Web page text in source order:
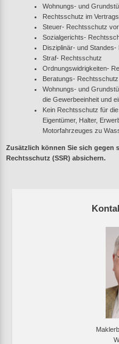
Wohnungs- und
Rechtsschutz im
Steuer- Rechtsschutz
Sozialgerichts-
Disziplinär- und
Straf- Rechtsschutz
Ordnungswidrigkeiten-
Beratungs-
Wohnungs- und
die Gewerbeeinheit und
Kein Rechtsschutz für
Eigentümer, Halter,
Motorfahrzeuges zu
Zusätzlich können Sie sich gegen
Rechtsschutz (SSR) absichern.